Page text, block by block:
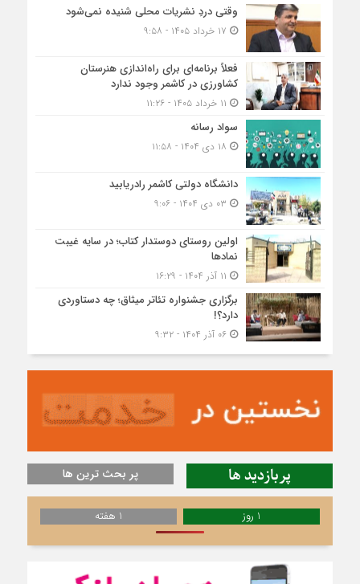
وقتی دردِ نشریات محلی شنیده نمی‌شود
فعلاً برنامه‌ای برای راه‌اندازی هنرستان
کشاورزی در کاشمر وجود ندارد
سواد رسانه
دانشگاه دولتی کاشمر‌ رادریابید
اولین روستای دوستدار کتاب؛ در سایه غیبت
نمادها
برگزاری جشنواره تئاتر میثاق؛ چه دستاوردی
دارد؟!
۰۶ آذر ۱۴۰۴ - ۹:۳۲
پربازدید ها پر بحث ترین ها
1 روز 1 هفته